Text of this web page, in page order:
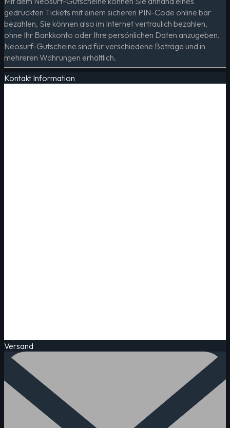
gedruckten Tickets mit einem sicheren PIN-Code online bar
bezahlen, Sie können also im Internet vertraulich bezahlen,
ohne Ihr Bankkonto oder Ihre persönlichen Daten anzugeben.
Neosurf-Gutscheine sind für verschiedene Beträge und in
mehreren Währungen erhältlich.
Kontakt Information
Versand